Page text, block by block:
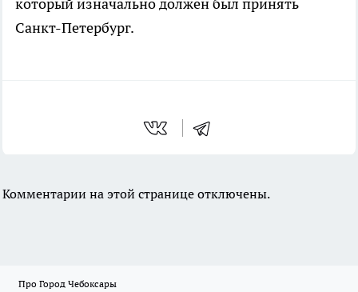
Санкт-Петербург.
Комментарии на этой странице отключены.
Про Город Чебоксары